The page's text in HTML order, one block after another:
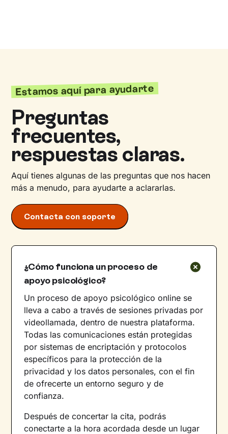
Estamos aquí para ayudarte
Preguntas
frecuentes,
respuestas claras.
Aquí tienes algunas de las preguntas que nos hacen
más a menudo, para ayudarte a aclararlas.
Contacta con soporte
¿Cómo funciona un proceso de
apoyo psicológico?
Un proceso de apoyo psicológico online se
lleva a cabo a través de sesiones privadas por
videollamada, dentro de nuestra plataforma.
Todas las comunicaciones están protegidas
por sistemas de encriptación y protocolos
específicos para la protección de la
privacidad y los datos personales, con el fin
de ofrecerte un entorno seguro y de
confianza.
Después de concertar la cita, podrás
conectarte a la hora acordada desde un lugar